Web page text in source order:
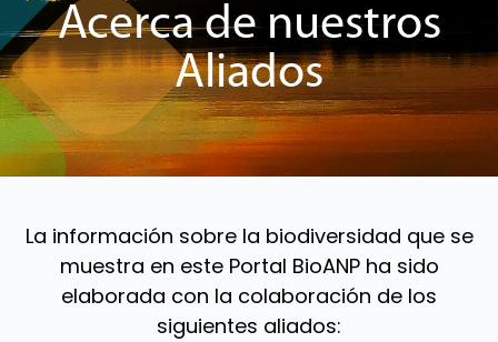
Acerca de nuestros
Aliados
La información sobre la biodiversidad que se
muestra en este Portal BioANP ha sido
elaborada con la colaboración de los
siguientes aliados: